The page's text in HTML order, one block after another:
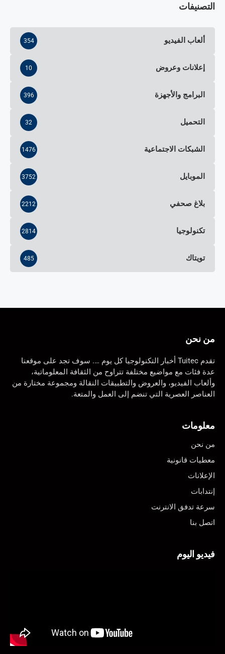
التصنيفات
ألعاب الفيديو 354
إعلانات وعروض 10
البرامج والأجهزة 396
التحميل 32
الشبكات الاجتماعية 1476
الموبايل 3752
بلاغ صحفي 2212
تكنولوجيا 2814
تويتاك 485
من نحن
تقدم Tuitec أخبار التكنولوجيا كل يوم …. سوف تجد على موقعنا
عدة فئات مع مواضيع مختلفة تتراوح من الثقافة المعلوماتية،
وألعاب الفيديو، والعروض والتطبيقات النقالة ومجموعة مختارة من
العناصر العصرية التي تنضم إلى العمل والمتعة.
معلومات
من نحن
معطيات قانونية
الإعلانات
إنتدابات
سرعة تدفق الانترنت
اتصل بنا
فيديو اليوم